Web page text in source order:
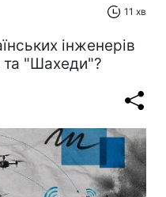
11 хв
інженерів
та "Шахеди"?